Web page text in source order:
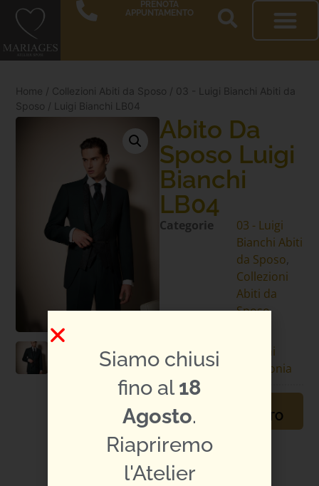
PRENOTA
APPUNTAMENTO
Home / Collezioni Abiti da Sposo / 03 - Luigi Bianchi Abiti da
Sposo / Luigi Bianchi LB04
Abito Da
Sposo Luigi
Bianchi
LB04
Categorie
03 - Luigi
Bianchi Abiti
da Sposo
Collezioni
Abiti da
Sposo
abito:
Bianchi
Cerimonia
APPUNTAMENTO
TI PIACE L'ABITO?
CONDIVIDILO:
Siamo chiusi
fino al18
Agosto.
Riapriremo
l'Atelier